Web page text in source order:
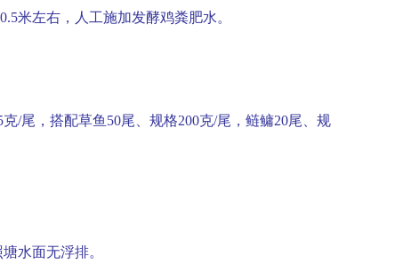
0.5米左右，人工施加发酵鸡粪肥水。
克/尾，搭配草鱼 50尾、规格200克/尾，鲢鳙20尾、规
水面无浮排。